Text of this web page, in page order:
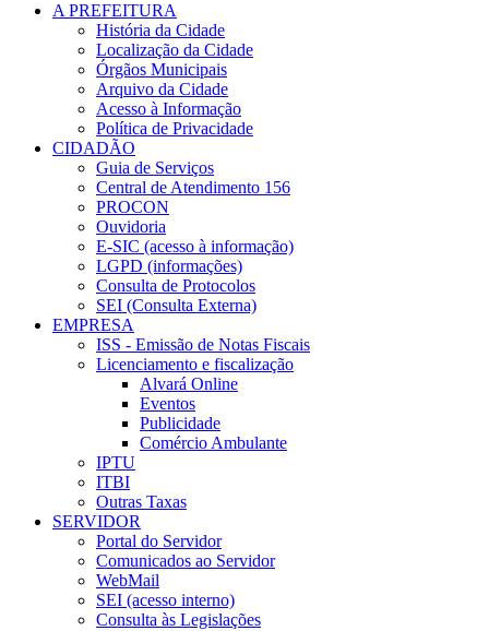
A PREFEITURA
História da Cidade
Localização da Cidade
Órgãos Municipais
Arquivo da Cidade
Acesso à Informação
Política de Privacidade
CIDADÃO
Guia de Serviços
Central de Atendimento 156
PROCON
Ouvidoria
E-SIC (acesso à informação)
LGPD (informações)
Consulta de Protocolos
SEI (Consulta Externa)
EMPRESA
ISS - Emissão de Notas Fiscais
Licenciamento e fiscalização
Alvará Online
Eventos
Publicidade
Comércio Ambulante
IPTU
ITBI
Outras Taxas
SERVIDOR
Portal do Servidor
Comunicados ao Servidor
WebMail
SEI (acesso interno)
Consulta às Legislações